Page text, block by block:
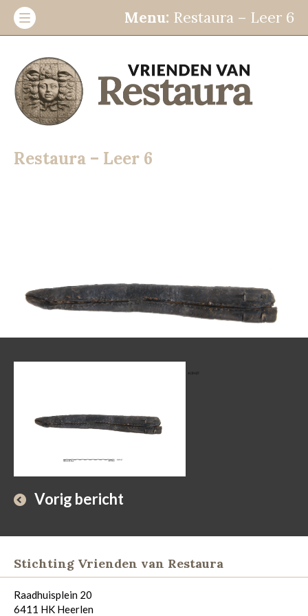
Menu: Restaura – Leer 6
Stichting
ANBI informatie
Beleidsplan
Contact
Restaura – Leer 6
Vorig bericht
Stichting Vrienden van Restaura
Raadhuisplein 20
6411 HK Heerlen